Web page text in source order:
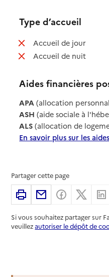
Type d’accueil
Accueil de jour
: non
Accueil de nuit
: non
Aides financières
APA (allocation
ASH (aide sociale à
ALS (allocation de
En savoir plus sur les
Partager cette page
ImprimerPartager par
Partager
Si vous souhaitez partager sur
veuillezautoriser le dépôt de